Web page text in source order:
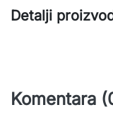
Detalji
Komentara